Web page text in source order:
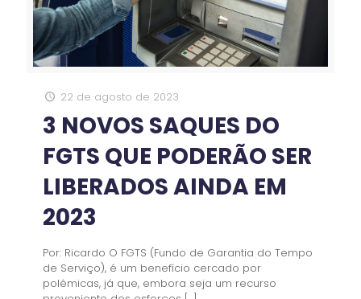
22 de agosto de 2023
3 NOVOS SAQUES DO
FGTS QUE PODERÃO SER
LIBERADOS AINDA EM
2023
Por: Ricardo O FGTS (Fundo de Garantia do Tempo
de Serviço), é um benefício cercado por
polêmicas, já que, embora seja um recurso